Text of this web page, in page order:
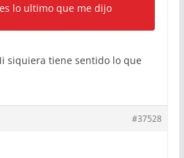
lo ultimo que me dijo
siquiera tiene sentido lo que
#37528